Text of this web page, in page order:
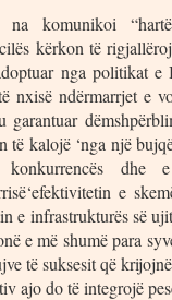
na komunikoi
kërkon të
nga politikat e
nxisë ndërmarrjet e
garantuar
kalojë ‘nga një
dhe
e
e infrastrukturës së
e më shumë para
të suksesit që
ajo do të integrojë